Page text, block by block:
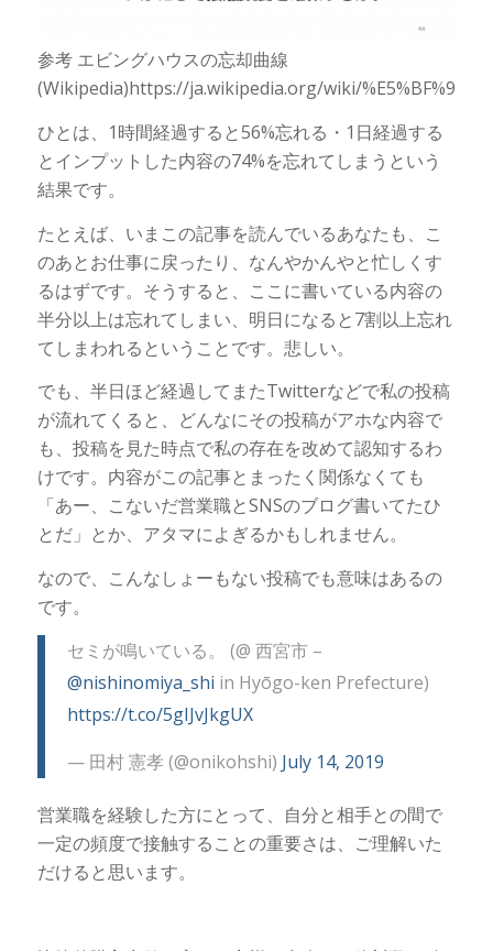
参考 エビングハウスの忘却曲線
(Wikipedia)https://ja.wikipedia.org/wiki/
ひとは、1時間経過すると56%忘れる・1日経過する
とインプットした内容の74%を忘れてしまうという
結果です。
たとえば、いまこの記事を読んでいるあなたも、こ
のあとお仕事に戻ったり、なんやかんやと忙しくす
るはずです。そうすると、ここに書いている内容の
半分以上は忘れてしまい、明日になると7割以上忘れ
てしまわれるということです。悲しい。
でも、半日ほど経過してまたTwitterなどで私の投稿
が流れてくると、どんなにその投稿がアホな内容で
も、投稿を見た時点で私の存在を改めて認知するわ
けです。内容がこの記事とまったく関係なくても
「あー、こないだ営業職とSNSのブログ書いてたひ
とだ」とか、アタマによぎるかもしれません。
なので、こんなしょーもない投稿でも意味はあるの
です。
セミが鳴いている。 (@ 西宮市 –
@nishinomiya_shi in Hyōgo-ken Prefecture)
https://t.co/5gIJvJkgUX
— 田村 憲孝 (@onikohshi) July 14, 2019
営業職を経験した方にとって、自分と相手との間で
一定の頻度で接触することの重要さは、ご理解いた
だけると思います。